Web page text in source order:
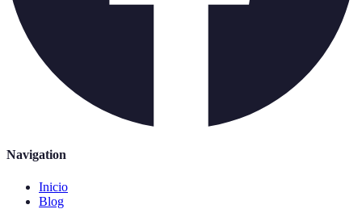
Navigation
Inicio
Blog